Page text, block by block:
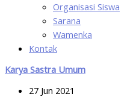
Organisasi Siswa
Sarana
Wamenka
Kontak
Karya Sastra Umum
27 Jun 2021